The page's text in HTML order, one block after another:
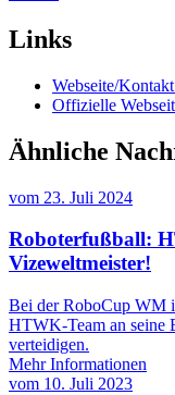
Links
Webseite/
Offizielle
Ähnliche
vom 23. Juli 2024
Roboterfußball:
Vizeweltmeister!
Bei der RoboCup WM
HTWK-Team an seine
verteidigen.
Mehr Informationen
vom 10. Juli 2023